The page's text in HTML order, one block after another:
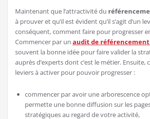
Maintenant que l’attractivité du
à prouver et qu’il est évident qu’il s’agit d’un
conséquent, comment faire pour progresser
Commencer par un audit de
souvent la bonne idée pour faire valider la
auprès d’experts dont c’est le métier. Ensuite,
leviers à activer pour pouvoir progresser :
commencer par avoir une arborescence
permette une bonne diffusion sur les
stratégiques au regard de votre activité,